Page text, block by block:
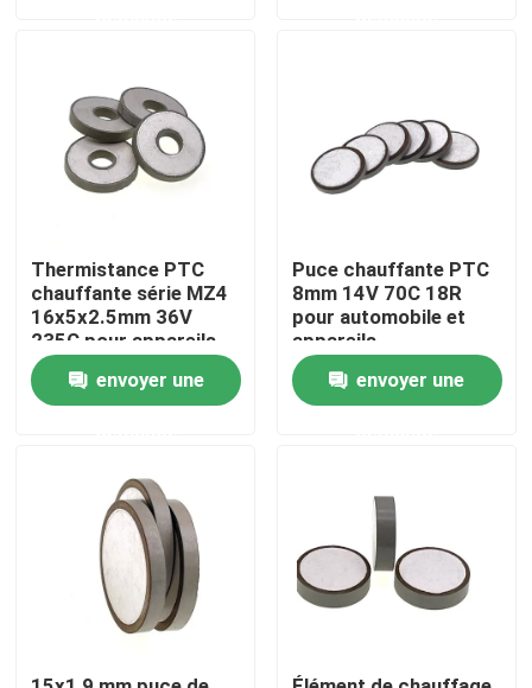
Visite de l'usine
Nous contacter
Nouvelles
Thermistance de ptc
Puce de chauffage PTC
Thermistance PTC
chauffante série MZ4
16x5x2.5mm 36V
235C pour appareils
automobiles
envoyer une
Puce chauffante PTC
8mm 14V 70C 18R
pour automobile et
appareils
électroménagers
envoyer une